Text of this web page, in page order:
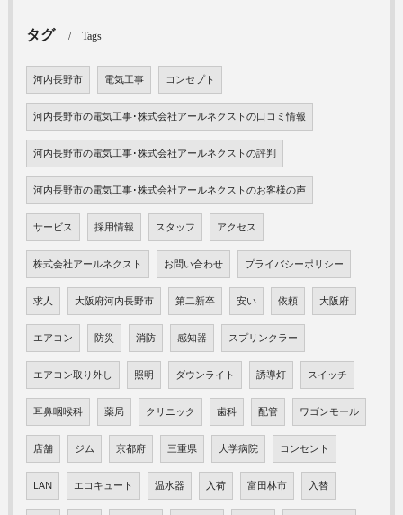
タグ Tags
河内長野市 電気工事 コンセプト
河内長野市の電気工事･株式会社アールネクストの口コミ情報
河内長野市の電気工事･株式会社アールネクストの評判
河内長野市の電気工事･株式会社アールネクストのお客様の声
サービス 採用情報 スタッフ アクセス
株式会社アールネクスト お問い合わせ プライバシーポリシー
求人 大阪府河内長野市 第二新卒 安い 依頼 大阪府
エアコン 防災 消防 感知器 スプリンクラー
エアコン取り外し 照明 ダウンライト 誘導灯 スイッチ
耳鼻咽喉科 薬局 クリニック 歯科 配管 ワゴンモール
店舗 ジム 京都府 三重県 大学病院 コンセント
LAN エコキュート 温水器 入荷 富田林市 入替